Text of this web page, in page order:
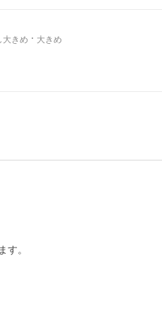
大きめ 大きめ
す。